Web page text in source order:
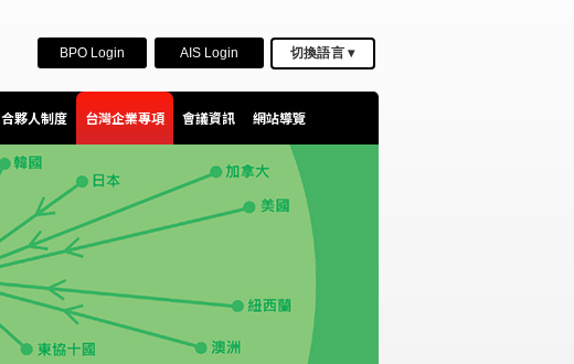
切換語言 ▾
BPO Login AIS Login
合夥人制度 台灣企業專項 會議資訊 網站導覽